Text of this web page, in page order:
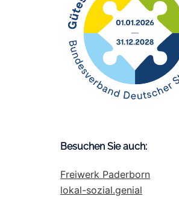
Besuchen Sie auch:
Freiwerk Paderborn
lokal-sozial.genial